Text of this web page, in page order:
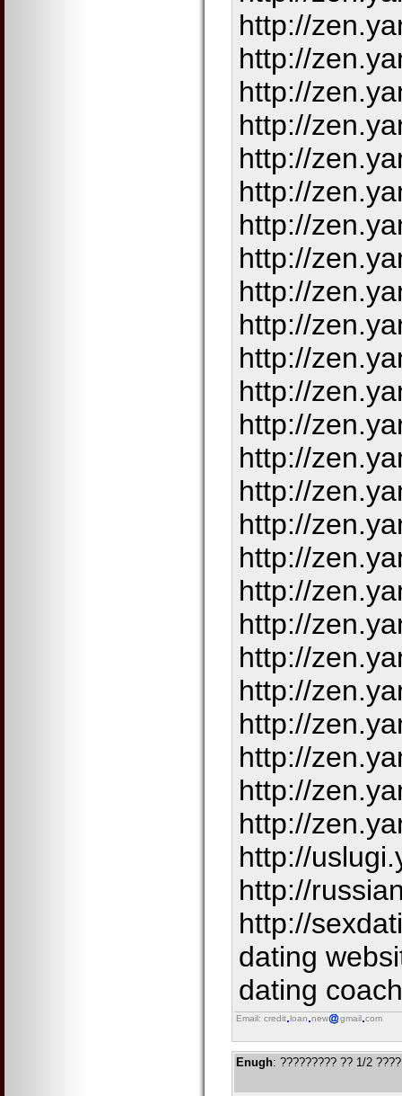
http://
http://
http://
http://
http://
http://
http://
http://
http://
http://
http://
http://
http://
http://
http://
http://
http://
http://
http://
http://
http://
http://
http://
http://
http://
http://
http://
http://
dating
dating
Email: credit loan new gmail com
Enugh: ????????? ?? 1/2